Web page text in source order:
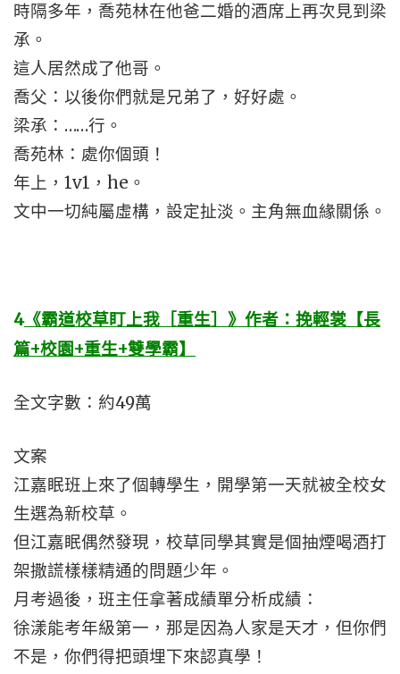
時隔多年，喬苑林在他爸二婚的酒席上再次見到梁
承。
這人居然成了他哥。
喬父：以後你們就是兄弟了，好好處。
梁承：……行。
喬苑林：處你個頭！
年上，1v1，he。
文中一切純屬虛構，設定扯淡。主角無血緣關係。
4《霸道校草盯上我［重生］》作者：挽輕裳【長
篇+校園+重生+雙學霸】
全文字數：約49萬
文案
江嘉眠班上來了個轉學生，開學第一天就被全校女
生選為新校草。
但江嘉眠偶然發現，校草同學其實是個抽煙喝酒打
架撒謊樣樣精通的問題少年。
月考過後，班主任拿著成績單分析成績：
徐漾能考年級第一，那是因為人家是天才，但你們
不是，你們得把頭埋下來認真學！